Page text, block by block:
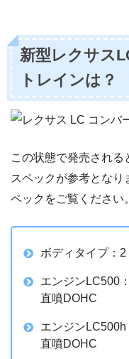
新型レクサス
トレインは？
この状態で発売され
スペックが参考とな
ペックをご覧ください。
ボディタイプ：
エンジンLC500
直噴DOHC
エンジン
直噴DOHC